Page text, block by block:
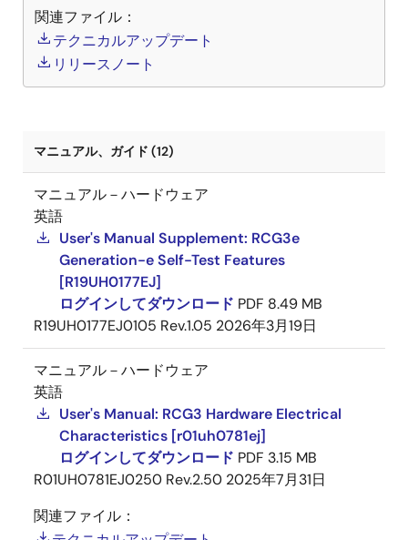
関連ファイル：
テクニカルアップデート
リリースノート
マニュアル、ガイド (12)
マニュアル－ハードウェア
英語
User's Manual Supplement: RCG3e
Generation-e Self-Test Features
[R19UH0177EJ]
ログインしてダウンロード PDF 8.49 MB
R19UH0177EJ0105 Rev.1.05 2026年3月19日
マニュアル－ハードウェア
英語
User's Manual: RCG3 Hardware Electrical
Characteristics [r01uh0781ej]
ログインしてダウンロード PDF 3.15 MB
R01UH0781EJ0250 Rev.2.50 2025年7月31日
関連ファイル：